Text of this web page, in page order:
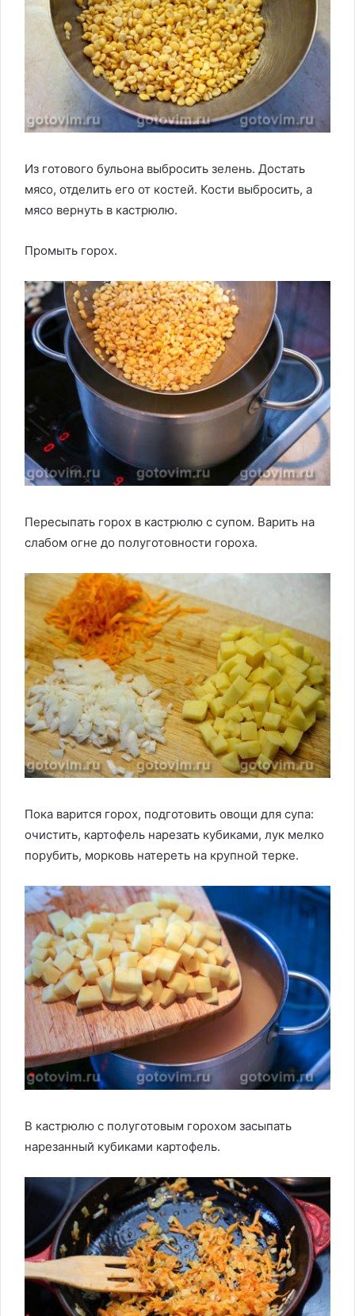
Из готового бульона выбросить зелень. Достать
мясо, отделить его от костей. Кости выбросить, а
мясо вернуть в кастрюлю.
Промыть горох.
Пересыпать горох в кастрюлю с супом. Варить на
слабом огне до полуготовности гороха.
Пока варится горох, подготовить овощи для супа:
очистить, картофель нарезать кубиками, лук мелко
порубить, морковь натереть на крупной терке.
В кастрюлю с полуготовым горохом засыпать
нарезанный кубиками картофель.